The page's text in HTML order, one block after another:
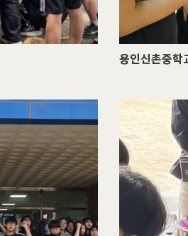
용인신촌중